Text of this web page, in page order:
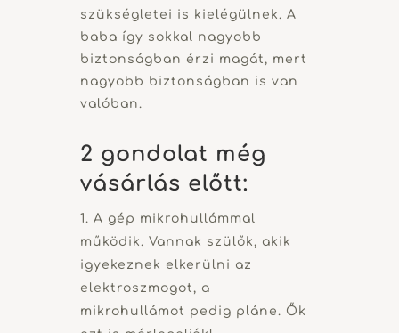
szükségletei is kielégülnek. A
baba így sokkal nagyobb
biztonságban érzi magát, mert
nagyobb biztonságban is van
valóban.
2 gondolat még
vásárlás előtt:
A gép mikrohullámmal
működik. Vannak szülők, akik
igyekeznek elkerülni az
elektroszmogot, a
mikrohullámot pedig pláne. Ők